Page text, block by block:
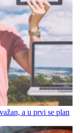
a u prvi se plan